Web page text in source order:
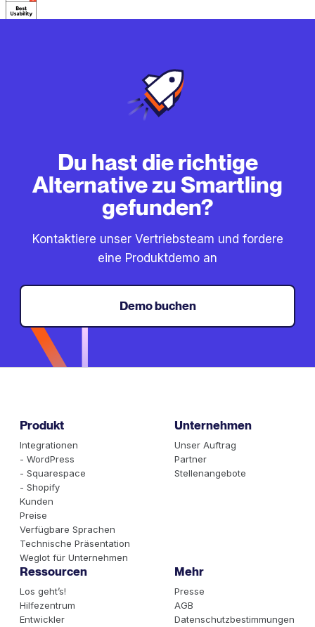
Du hast die richtige
Alternative zu Smartling
gefunden?
Kontaktiere unser Vertriebsteam und fordere
eine Produktdemo an
Demo buchen
Produkt
Integrationen
- WordPress
- Squarespace
- Shopify
Kunden
Preise
Verfügbare Sprachen
Technische Präsentation
Weglot für Unternehmen
Unternehmen
Unser Auftrag
Partner
Stellenangebote
Ressourcen
Los geht’s!
Hilfezentrum
Entwickler
Mehr
Presse
AGB
Datenschutzbestimmungen